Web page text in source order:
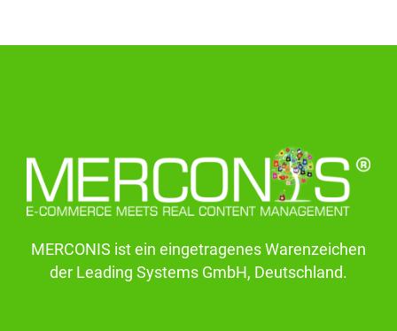
MERCONIS ist ein eingetragenes Warenzeichen
der Leading Systems GmbH, Deutschland.